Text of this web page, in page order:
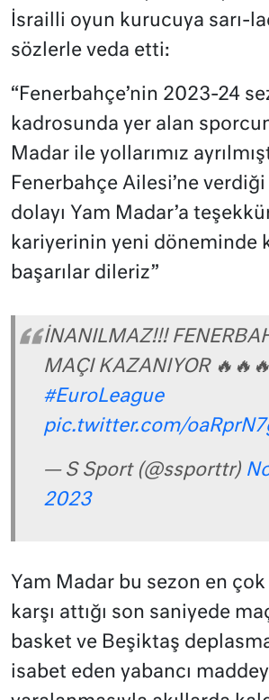
İsrailli oyun kurucuya sarı-
sözlerle veda etti:
“Fenerbahçe’nin 2023-24
kadrosunda yer alan
Madar ile yollarımız
Fenerbahçe Ailesi’ne
dolayı Yam Madar’a
kariyerinin yeni döneminde
başarılar dileriz”
İNANILMAZ!!!
MAÇI KAZANIYOR
#EuroLeague
pic.twitter.com/
— S Sport (@ssporttr)
2023
Yam Madar bu sezon en çok
karşı attığı son saniyede
basket ve Beşiktaş
isabet eden yabancı